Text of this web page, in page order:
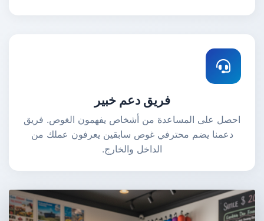
فريق دعم خبير
احصل على المساعدة من أشخاص يفهمون الغوص. فريق
دعمنا يضم محترفي غوص سابقين يعرفون عملك من
الداخل والخارج.